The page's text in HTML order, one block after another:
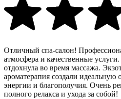
Отличный спа-салон!
атмосфера и качественные
отдохнула во время массажа.
ароматерапия создали идеальную
энергии и благополучия. Очень
полного релакса и ухода за собой!